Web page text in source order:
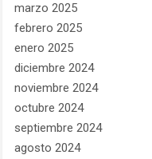
marzo 2025
febrero 2025
enero 2025
diciembre 2024
noviembre 2024
octubre 2024
septiembre 2024
agosto 2024